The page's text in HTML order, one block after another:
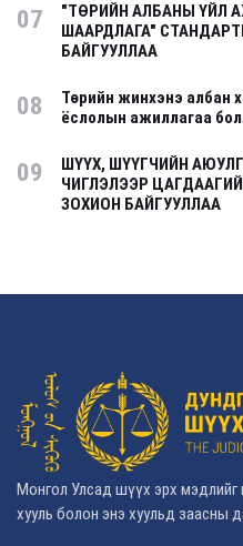
07
"ТӨРИЙН АЛБАНЫ ҮЙЛ
ШААРДЛАГА"
БАЙГУУЛЛАА
08
Төрийн жинхэнэ албан
ёслолын ажиллагаа
09
ШҮҮХ, ШҮҮГЧИЙН
ЧИГЛЭЛЭЭР
ЗОХИОН БАЙГУУЛЛАА
Монгол Улсад шүүх эрх мэдлийг
хууль болон энэ хуульд заасны